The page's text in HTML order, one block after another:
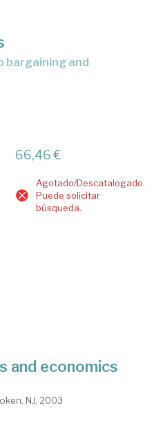
66,46 €
Agotado/Descatalogado.
Puede solicitar
búsqueda.
and economics
NJ, 2003